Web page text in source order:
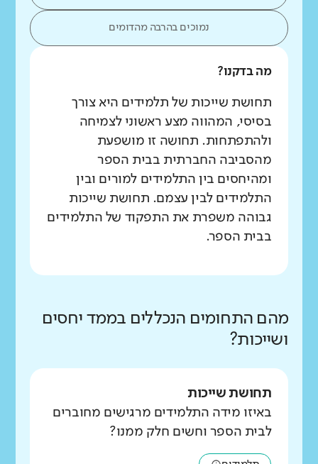
נמוכים בהרבה מהדומים
מה בדקנו?
תחושת שייכות של תלמידים היא צורך
בסיסי, המהווה מצע ראשוני לצמיחה
ולהתפתחות. תחושה זו מושפעת
מהסביבה החברתית בבית הספר
ומהיחסים בין התלמידים למורים ובין
התלמידים לבין עצמם. תחושת שייכות
גבוהה משפרת את התפקוד של התלמידים
בבית הספר.
מהם התחומים הנכללים בממד יחסים
ושייכות?
תחושת שייכות
באיזו מידה התלמידים מרגישים מחוברים
לבית הספר וחשים חלק ממנו?